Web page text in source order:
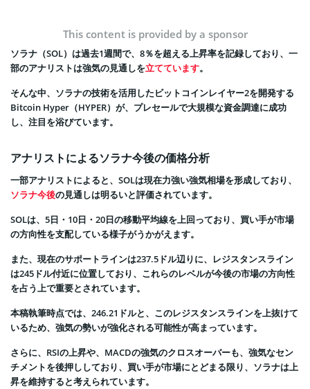
This content is provided by a sponsor
ソラナ（SOL）は過去1週間で、8％を超える上昇率を記録しており、一
部のアナリストは強気の見通しを立てています。
そんな中、ソラナの技術を活用したビットコインレイヤー2を開発する
Bitcoin Hyper（HYPER）が、プレセールで大規模な資金調達に成功
し、注目を浴びています。
アナリストによるソラナ今後の価格分析
一部アナリストによると、SOLは現在力強い強気相場を形成しており、
ソラナ今後の見通しは明るいと評価されています。
SOLは、5日・10日・20日の移動平均線を上回っており、買い手が市場
の方向性を支配している様子がうかがえます。
また、現在のサポートラインは237.5ドル辺りに、レジスタンスライン
は245ドル付近に位置しており、これらのレベルが今後の市場の方向性
を占う上で重要とされています。
本稿執筆時点では、246.21ドルと、このレジスタンスラインを上抜けて
いるため、強気の勢いが強化される可能性が高まっています。
さらに、RSIの上昇や、MACDの強気のクロスオーバーも、強気なセン
チメントを後押ししており、買い手が市場にとどまる限り、ソラナは上
昇を維持すると考えられています。